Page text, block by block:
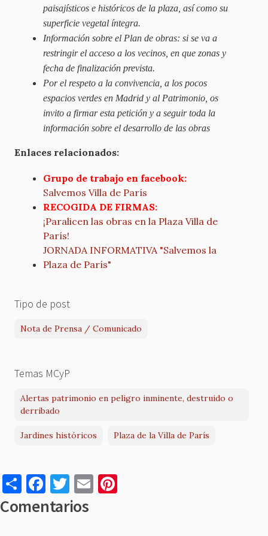
paisajísticos e históricos de la plaza, así como su
superficie vegetal íntegra.
Información sobre el Plan de obras: si se va a
restringir el acceso a los vecinos, en que zonas y
fecha de finalización prevista.
Por el respeto a la convivencia, a los pocos
espacios verdes en Madrid y al Patrimonio, os
invito a firmar esta petición y a seguir toda la
información sobre el desarrollo de las obras
Enlaces relacionados:
Grupo de trabajo en facebook:
Salvemos Villa de París
RECOGIDA DE FIRMAS:
¡Paralicen las obras en la Plaza Villa de
París!
JORNADA INFORMATIVA "Salvemos la
Plaza de París"
Tipo de post
Nota de Prensa / Comunicado
Temas MCyP
Alertas patrimonio en peligro inminente, destruido o
derribado
Jardines históricos Plaza de la Villa de París
S
h
ar
F
a
c
T
w
it
E
m
Comentarios